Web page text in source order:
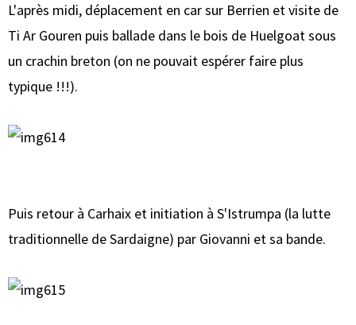
L'après midi, déplacement en car sur Berrien et visite de
Ti Ar Gouren puis ballade dans le bois de Huelgoat sous
un crachin breton (on ne pouvait espérer faire plus
typique !!!).
Puis retour à Carhaix et initiation à S'Istrumpa (la lutte
traditionnelle de Sardaigne) par Giovanni et sa bande.